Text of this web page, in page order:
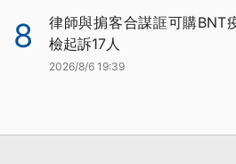
8
律師與掮客合謀誆可購BNT
檢起訴17人
2026/8/6 19:39